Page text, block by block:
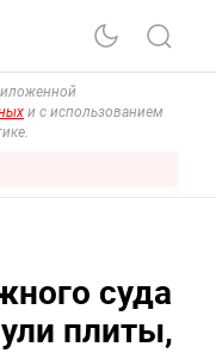
и с использованием
суда
плиты,